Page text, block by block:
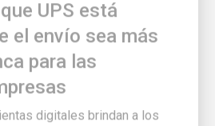
el envío sea más
para las
digitales brindan a los
empresas más control,